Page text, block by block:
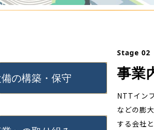
の構築・保守
Stage 02
事業
NTTイン
などの膨
する会社